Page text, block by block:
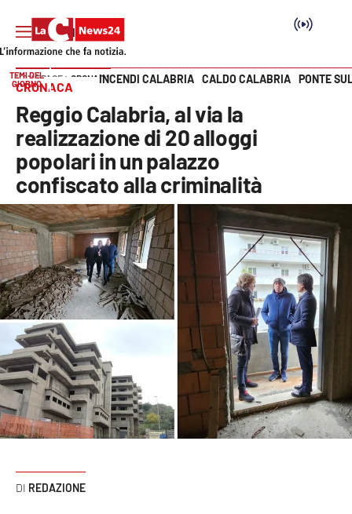
SEZIONI
Cronaca
Politica
Attualità
Economia e lavoro
Italia Mondo
Sanità
Sport
Cultura
Podcast
Vai
TEMI DEL
GIORNO
INCENDI CALABRIA CALDO CALABRIA PONTE
HOME PAGE CRONACA
CRONACA
Reggio Calabria, al via la
realizzazione di 20 alloggi
popolari in un palazzo
confiscato alla criminalità
REDAZIONE